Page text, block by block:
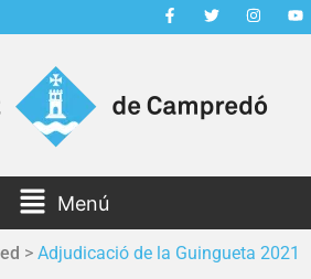
Menú
> Adjudicació de la Guingueta 2021